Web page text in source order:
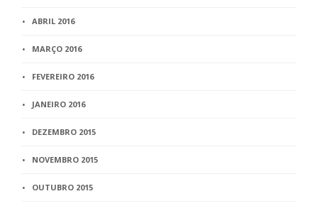
ABRIL 2016
MARÇO 2016
FEVEREIRO 2016
JANEIRO 2016
DEZEMBRO 2015
NOVEMBRO 2015
OUTUBRO 2015